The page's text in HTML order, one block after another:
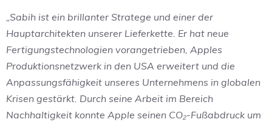
„Sabih ist ein brillanter Stratege und einer der
Hauptarchitekten unserer Lieferkette. Er hat neue
Fertigungstechnologien vorangetrieben, Apples
Produktionsnetzwerk in den USA erweitert und die
Anpassungsfähigkeit unseres Unternehmens in globalen
Krisen gestärkt. Durch seine Arbeit im Bereich
Nachhaltigkeit konnte Apple seinen CO₂-Fußabdruck um